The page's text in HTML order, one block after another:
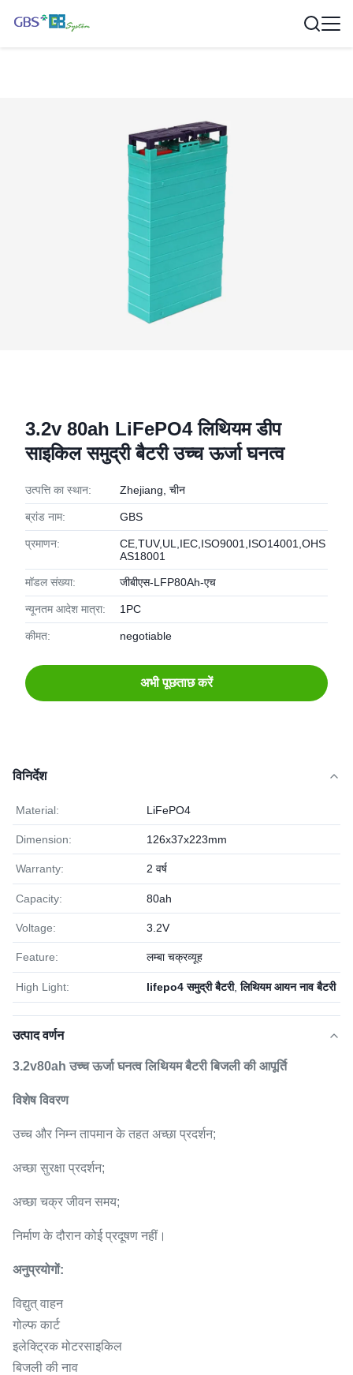
3.2v 80ah LiFePO4 लिथियम डीप
साइकिल समुद्री बैटरी उच्च ऊर्जा घनत्व
उत्पत्ति का स्थान: Zhejiang, चीन
ब्रांड नाम: GBS
प्रमाणन:
CE,TUV,UL,IEC,ISO9001,ISO14001,OHS
AS18001
मॉडल संख्या: जीबीएस-LFP80Ah-एच
न्यूनतम आदेश मात्रा: 1PC
कीमत: negotiable
अभी पूछताछ करें
विनिर्देश
Material: LiFePO4
Dimension: 126x37x223mm
Warranty: 2 वर्ष
Capacity: 80ah
Voltage: 3.2V
Feature: लम्बा चक्रव्यूह
High Light: lifepo4 समुद्री बैटरी,लिथियम आयन नाव बैटरी
उत्पाद वर्णन
3.2v80ah उच्च ऊर्जा घनत्व लिथियम बैटरी बिजली की आपूर्ति
विशेष विवरण
उच्च और निम्न तापमान के तहत अच्छा प्रदर्शन;
अच्छा सुरक्षा प्रदर्शन;
अच्छा चक्र जीवन समय;
निर्माण के दौरान कोई प्रदूषण नहीं।
अनुप्रयोगों:
विद्युत् वाहन
गोल्फ कार्ट
इलेक्ट्रिक मोटरसाइकिल
बिजली की नाव